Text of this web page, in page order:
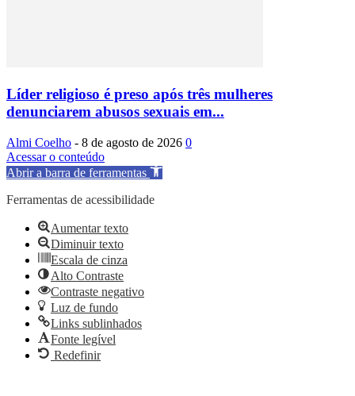
Líder religioso é preso após três mulheres
denunciarem abusos sexuais em...
Almi Coelho - 8 de agosto de 2026 0
Acessar o conteúdo
Abrir a barra de ferramentas
Ferramentas de acessibilidade
Aumentar texto
Diminuir texto
Escala de cinza
Alto Contraste
Contraste negativo
Luz de fundo
Links sublinhados
Fonte legível
Redefinir